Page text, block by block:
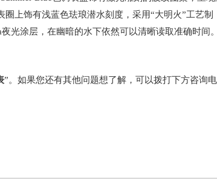
上饰有浅蓝色珐琅潜水刻度，采用“大明火”工艺制
光涂层，在幽暗的水下依然可以清晰读取准确时间
”。如果您还有其他问题想了解，可以拨打下方咨询电